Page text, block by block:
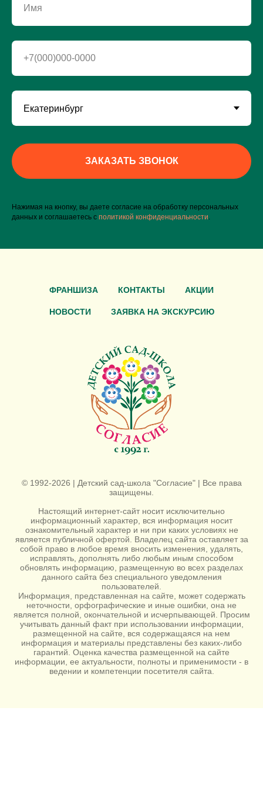
Имя
+7(000)000-0000
ЗАКАЗАТЬ ЗВОНОК
Нажимая на кнопку, вы даете согласие на обработку персональных
данных и соглашаетесь c политикой конфиденциальности
ФРАНШИЗА КОНТАКТЫ АКЦИИ
НОВОСТИ ЗАЯВКА НА ЭКСКУРСИЮ
© 1992-2026 | Детский сад-школа "Согласие" | Все права
защищены.
Настоящий интернет-сайт носит исключительно
информационный характер, вся информация носит
ознакомительный характер и ни при каких условиях не
является публичной офертой. Владелец сайта оставляет за
собой право в любое время вносить изменения, удалять,
исправлять, дополнять либо любым иным способом
обновлять информацию, размещенную во всех разделах
данного сайта без специального уведомления
пользователей.
Информация, представленная на сайте, может содержать
неточности, орфографические и иные ошибки, она не
является полной, окончательной и исчерпывающей. Просим
учитывать данный факт при использовании информации,
размещенной на сайте, вся содержащаяся на нем
информация и материалы представлены без каких-либо
гарантий. Оценка качества размещенной на сайте
информации, ее актуальности, полноты и применимости - в
ведении и компетенции посетителя сайта.